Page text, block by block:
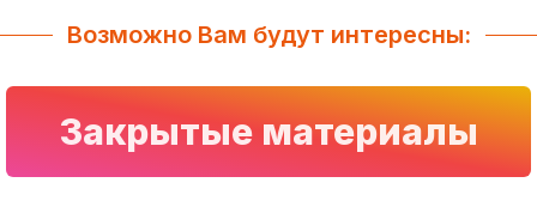
Возможно Вам будут интересны:
Закрытые материалы